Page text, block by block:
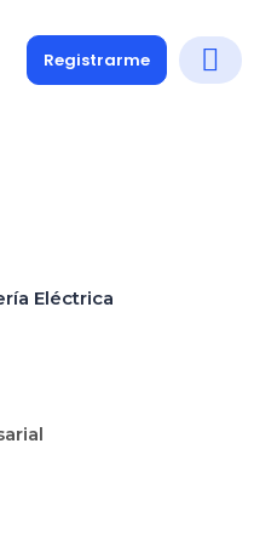
Registrarme
Eléctrica